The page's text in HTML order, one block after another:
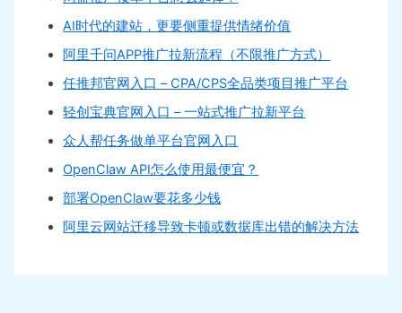
AI时代的建站，更要侧重提供情绪价值
阿里千问APP推广拉新流程（不限推广方式）
任推邦官网入口 – CPA/CPS全品类项目推广平台
轻创宝典官网入口 – 一站式推广拉新平台
众人帮任务做单平台官网入口
OpenClaw API怎么使用最便宜？
部署OpenClaw要花多少钱
阿里云网站迁移导致卡顿或数据库出错的解决方法